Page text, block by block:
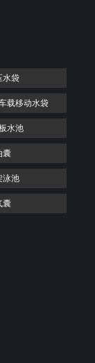
水袋
载移动水袋
水池
囊
泳池
囊